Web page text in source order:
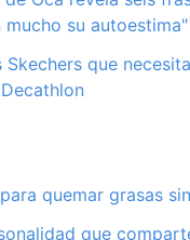
su autoestima"
Skechers que
quemar grasas
que